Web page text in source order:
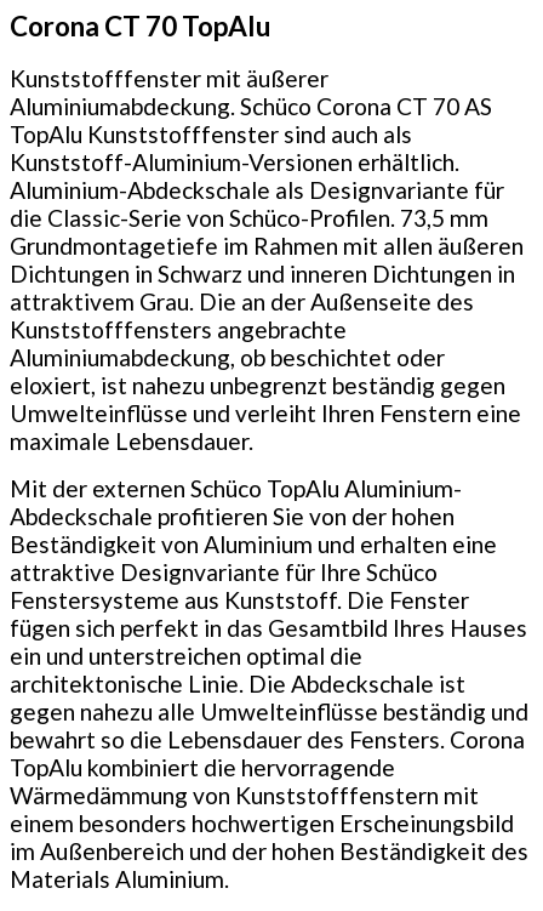
Corona CT 70 TopAlu
Kunststofffenster mit äußerer
Aluminiumabdeckung. Schüco Corona CT 70 AS
TopAlu Kunststofffenster sind auch als
Kunststoff-Aluminium-Versionen erhältlich.
Aluminium-Abdeckschale als Designvariante für
die Classic-Serie von Schüco-Profilen. 73,5 mm
Grundmontagetiefe im Rahmen mit allen äußeren
Dichtungen in Schwarz und inneren Dichtungen in
attraktivem Grau. Die an der Außenseite des
Kunststofffensters angebrachte
Aluminiumabdeckung, ob beschichtet oder
eloxiert, ist nahezu unbegrenzt beständig gegen
Umwelteinflüsse und verleiht Ihren Fenstern eine
maximale Lebensdauer.
Mit der externen Schüco TopAlu Aluminium-
Abdeckschale profitieren Sie von der hohen
Beständigkeit von Aluminium und erhalten eine
attraktive Designvariante für Ihre Schüco
Fenstersysteme aus Kunststoff. Die Fenster
fügen sich perfekt in das Gesamtbild Ihres Hauses
ein und unterstreichen optimal die
architektonische Linie. Die Abdeckschale ist
gegen nahezu alle Umwelteinflüsse beständig und
bewahrt so die Lebensdauer des Fensters. Corona
TopAlu kombiniert die hervorragende
Wärmedämmung von Kunststofffenstern mit
einem besonders hochwertigen Erscheinungsbild
im Außenbereich und der hohen Beständigkeit des
Materials Aluminium.